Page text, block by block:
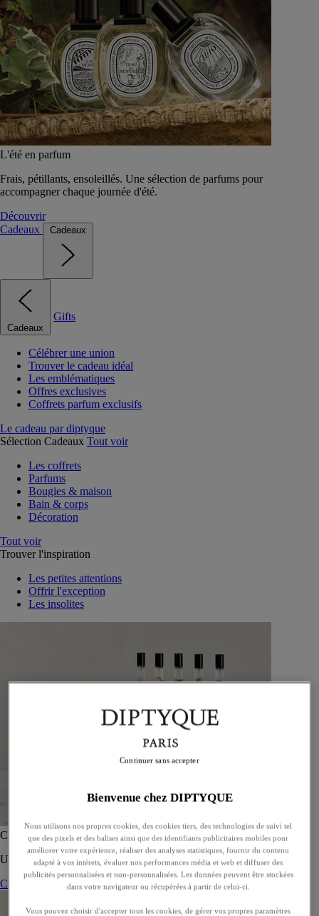
L'été en parfum
Frais, pétillants, ensoleillés. Une sélection de parfums pour
accompagner chaque journée d'été.
Découvrir
Cadeaux
Cadeaux
Cadeaux
Gifts
Célébrer une union
Trouver le cadeau idéal
Les emblématiques
Offres exclusives
Coffrets parfum exclusifs
Le cadeau par diptyque
Sélection Cadeaux Tout voir
Les coffrets
Parfums
Bougies & maison
Bain & corps
Décoration
Tout voir
Trouver l'inspiration
Les petites attentions
Offrir l'exception
Les insolites
Coffret de 5 eaux de toilette - À composer
Un coffret sur-mesure de cinq eaux de toilette, à offrir ou s’offrir.
Composer son coffret
Bienvenue chez DIPTYQUE
Nous utilisons nos propres cookies, des cookies tiers, des technologies de suivi tel
que des pixels et des balises ainsi que des identifiants publicitaires mobiles pour
améliorer votre expérience, réaliser des analyses statistiques, fournir du contenu
adapté à vos intérets, évaluer nos performances média et web et diffuser des
publicités personnalisées et non-personnalisées. Les données peuvent être stockées
dans votre navigateur ou récupérées à partir de celui-ci.
Vous pouvez choisir d'accepter tous les cookies, de gérer vos propres paramètres
Continuer sans accepter